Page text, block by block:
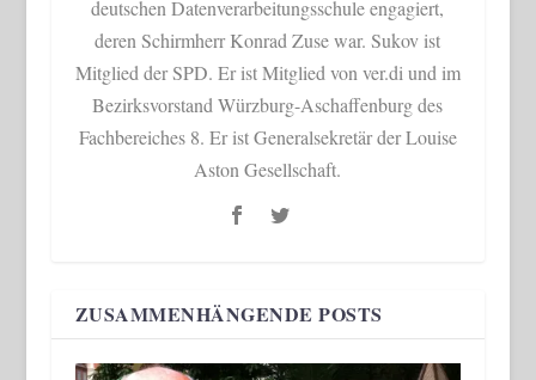
deutschen Datenverarbeitungsschule engagiert,
deren Schirmherr Konrad Zuse war. Sukov ist
Mitglied der SPD. Er ist Mitglied von ver.di und im
Bezirksvorstand Würzburg-Aschaffenburg des
Fachbereiches 8. Er ist Generalsekretär der Louise
Aston Gesellschaft.
ZUSAMMENHÄNGENDE POSTS